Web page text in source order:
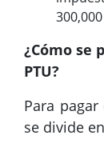
¿Cómo se
PTU?
Para
se divide